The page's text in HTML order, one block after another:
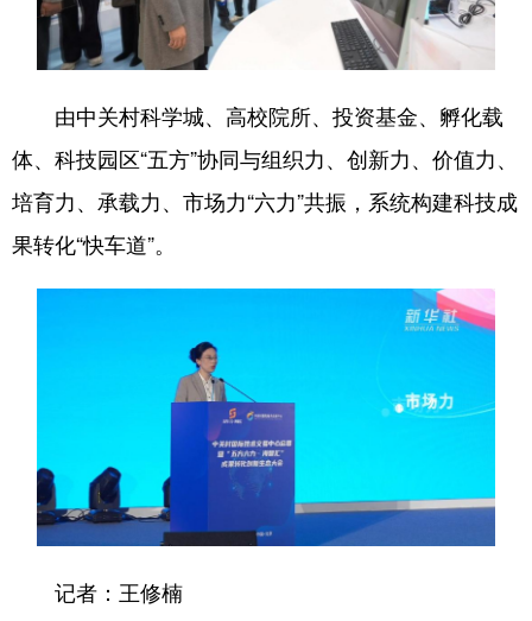
Deutsch Português
由中关村科学城、高校院所、投资基金、孵化载
体、科技园区“五方”协同与组织力、创新力、价值力、
培育力、承载力、市场力“六力”共振，系统构建科技成
果转化“快车道”。
记者：王修楠